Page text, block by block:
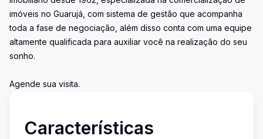
imóveis no Guarujá, com sistema de gestão que acompanha
toda a fase de negociação, além disso conta com uma equipe
altamente qualificada para auxiliar você na realização do seu
sonho.
Agende sua visita.
Características